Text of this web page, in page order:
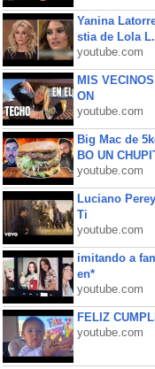
Yanina
stia de Lola
youtube.com
MIS
ON
youtube.com
Big Mac de
BO UN
youtube.com
Luciano
Ti
youtube.com
imitando a
en*
youtube.com
FELIZ
youtube.com